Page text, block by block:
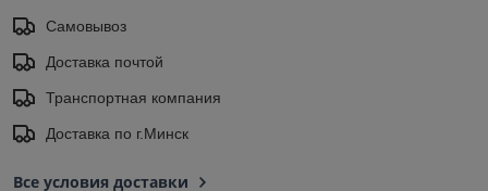
Самовывоз
Доставка почтой
Транспортная компания
Доставка по г.Минск
Все условия доставки